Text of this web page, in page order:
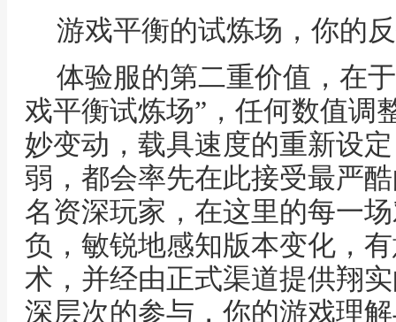
游戏平衡的试炼场，你的
体验服的第二重价值，在
戏平衡试炼场”，任何数值调
妙变动，载具速度的重新设
弱，都会率先在此接受最严
名资深玩家，在这里的每一
负，敏锐地感知版本变化，
术，并经由正式渠道提供翔
深层次的参与，你的游戏理